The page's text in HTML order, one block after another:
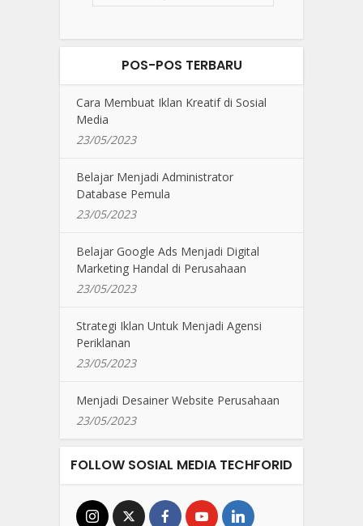
POS-POS TERBARU
Cara Membuat Iklan Kreatif di Sosial
Media
23/05/2023
Belajar Menjadi Administrator
Database Pemula
23/05/2023
Belajar Google Ads Menjadi Digital
Marketing Handal di Perusahaan
23/05/2023
Strategi Iklan Untuk Menjadi Agensi
Periklanan
23/05/2023
Menjadi Desainer Website Perusahaan
23/05/2023
FOLLOW SOSIAL MEDIA TECHFORID